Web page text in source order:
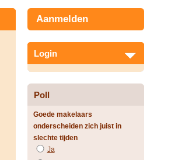
Aanmelden
Login
Poll
Goede makelaars
onderscheiden zich juist in
slechte tijden
Ja